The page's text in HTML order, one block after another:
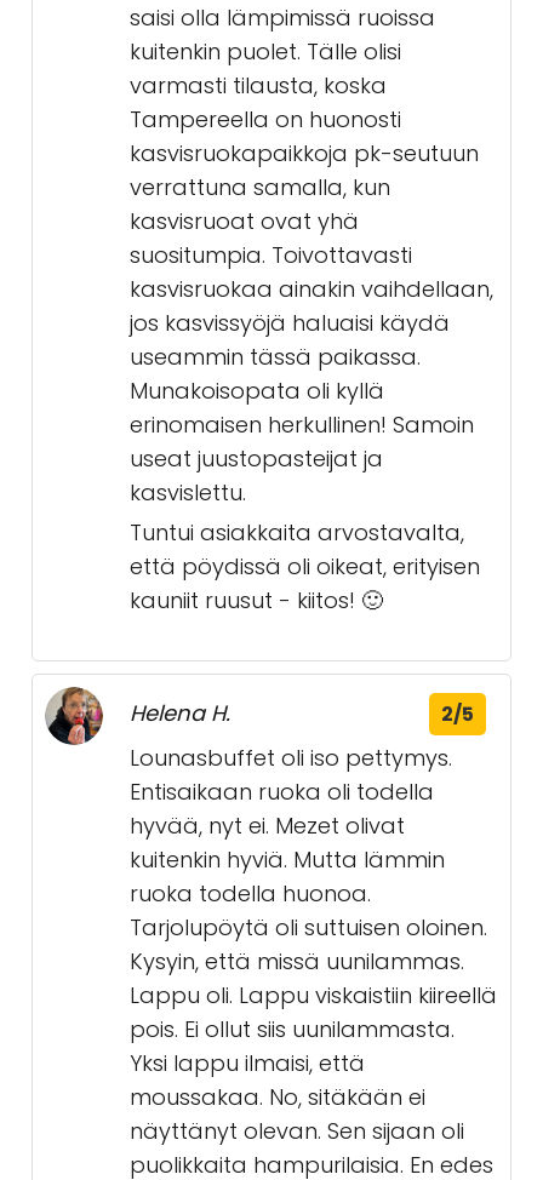
saisi olla lämpimissä ruoissa
kuitenkin puolet. Tälle olisi
varmasti tilausta, koska
Tampereella on huonosti
kasvisruokapaikkoja pk-seutuun
verrattuna samalla, kun
kasvisruoat ovat yhä
suositumpia. Toivottavasti
kasvisruokaa ainakin vaihdellaan,
jos kasvissyöjä haluaisi käydä
useammin tässä paikassa.
Munakoisopata oli kyllä
erinomaisen herkullinen! Samoin
useat juustopasteijat ja
kasvislettu.
Tuntui asiakkaita arvostavalta,
että pöydissä oli oikeat, erityisen
kauniit ruusut - kiitos! 🙂
Helena H. 2/5
Lounasbuffet oli iso pettymys.
Entisaikaan ruoka oli todella
hyvää, nyt ei. Mezet olivat
kuitenkin hyviä. Mutta lämmin
ruoka todella huonoa.
Tarjolupöytä oli suttuisen oloinen.
Kysyin, että missä uunilammas.
Lappu oli. Lappu viskaistiin kiireellä
pois. Ei ollut siis uunilammasta.
Yksi lappu ilmaisi, että
moussakaa. No, sitäkään ei
näyttänyt olevan. Sen sijaan oli
puolikkaita hampurilaisia. En edes